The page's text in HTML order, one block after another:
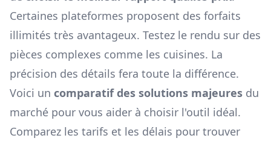
Certaines plateformes proposent des forfaits
illimités très avantageux. Testez le rendu sur des
pièces complexes comme les cuisines. La
précision des détails fera toute la différence.
Voici un comparatif des solutions majeures du
marché pour vous aider à choisir l'outil idéal.
Comparez les tarifs et les délais pour trouver